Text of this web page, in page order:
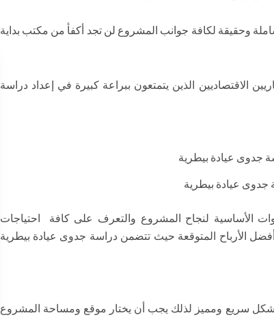
وحقيقة لكافة جوانب المشروع لن تجد أكفأ من مكتب بداية
الاقتصاديين الذين يتمتعون ببراعة كبيرة في إعداد دراسة
جدوى عيادة بيطرية
الأساسية لنجاح المشروع والتعرف على كافة احتياجات
الأرباح المتوقعة حيث تتضمن دراسة جدوى عيادة بيطرية
بشكل سريع ومميز لذلك يجب أن يختار موقع ومساحة المشروع